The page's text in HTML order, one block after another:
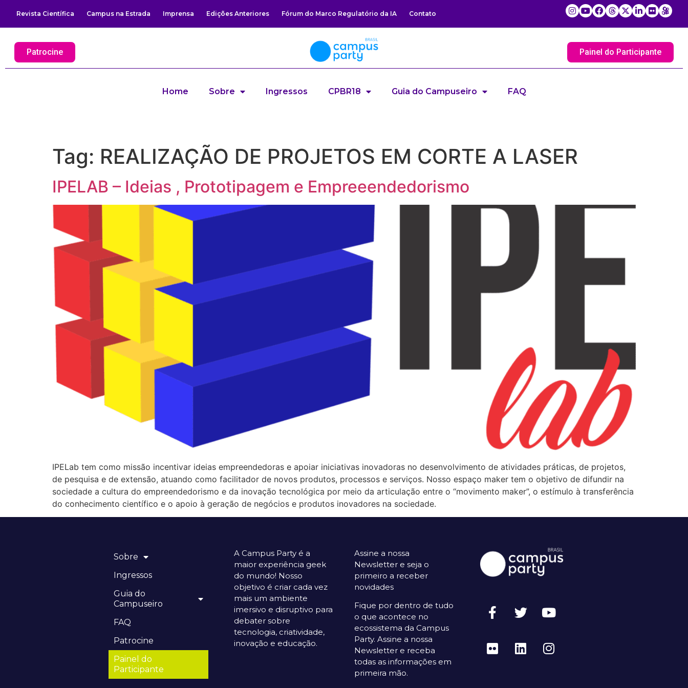
Revista Científica Campus na Estrada Imprensa Edições Anteriores Fórum do Marco Regulatório da IA Contato
Patrocine Painel do Participante
Home Sobre Ingressos CPBR18 Guia do Campuseiro FAQ
Tag: REALIZAÇÃO DE PROJETOS EM CORTE A LASER
IPELAB – Ideias , Prototipagem e Empreeendedorismo
IPELab tem como missão incentivar ideias empreendedoras e apoiar iniciativas inovadoras no desenvolvimento de atividades práticas, de projetos,
de pesquisa e de extensão, atuando como facilitador de novos produtos, processos e serviços. Nosso espaço maker tem o objetivo de difundir na
sociedade a cultura do empreendedorismo e da inovação tecnológica por meio da articulação entre o “movimento maker”, o estímulo à transferência
do conhecimento científico e o apoio à geração de negócios e produtos inovadores na sociedade.
Sobre
Ingressos
Guia do
Campuseiro
FAQ
Patrocine
Painel do
Participante
A Campus Party é a
maior experiência geek
do mundo! Nosso
objetivo é criar cada vez
mais um ambiente
imersivo e disruptivo para
debater sobre
tecnologia, criatividade,
inovação e educação.
Assine a nossa
Newsletter e seja o
primeiro a receber
novidades
Fique por dentro de tudo
o que acontece no
ecossistema da Campus
Party. Assine a nossa
Newsletter e receba
todas as informações em
primeira mão.